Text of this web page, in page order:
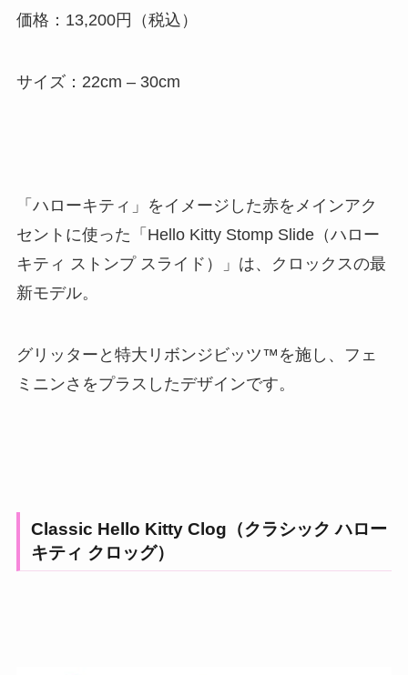
価格：13,200円（税込）
サイズ：22cm – 30cm
「ハローキティ」をイメージした赤をメインアク
セントに使った「Hello Kitty Stomp Slide（ハロー
キティ ストンプ スライド）」は、クロックスの最
新モデル。
グリッターと特大リボンジビッツ™︎を施し、フェ
ミニンさをプラスしたデザインです。
Classic Hello Kitty Clog（クラシック ハロー
キティ クロッグ）